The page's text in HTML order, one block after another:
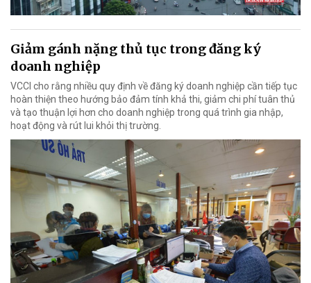
Giảm gánh nặng thủ tục trong đăng ký
doanh nghiệp
VCCI cho rằng nhiều quy định về đăng ký doanh nghiệp cần tiếp tục
hoàn thiện theo hướng bảo đảm tính khả thi, giảm chi phí tuân thủ
và tạo thuận lợi hơn cho doanh nghiệp trong quá trình gia nhập,
hoạt động và rút lui khỏi thị trường.